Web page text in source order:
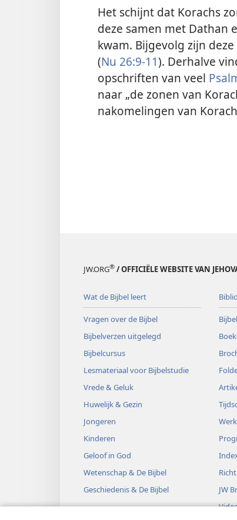
Het schijnt dat Korachs
deze samen met Dathan
kwam. Bijgevolg zijn
(Nu 26:9-11). Derhalve
opschriften van veel
naar „de zonen van
nakomelingen van
JW.ORG® / OFFICIËLE WEBSITE VAN
Wat de Bijbel leert
Vragen over de Bijbel
Bijbelverzen uitgelegd
Bijbelcursus
Lesmateriaal voor Bijbelstudie
Vrede & Geluk
Huwelijk & Gezin
Jongeren
Kinderen
Geloof in God
Wetenschap & De Bijbel
Geschiedenis & De Bijbel
JW